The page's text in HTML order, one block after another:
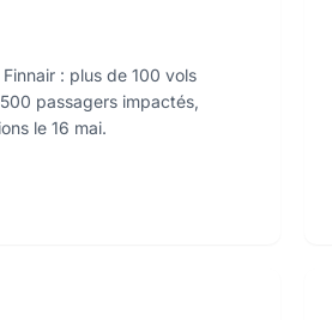
: plus de 100 vols
passagers impactés,
le 16 mai.